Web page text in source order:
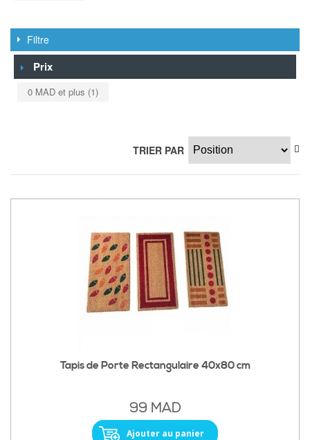
Filtre
Prix
0 MAD et plus (1)
TRIER PAR
Tapis de Porte Rectangulaire 40x80 cm
99 MAD
Ajouter au panier